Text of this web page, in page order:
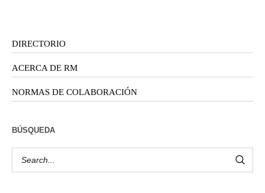
DIRECTORIO
ACERCA DE RM
NORMAS DE COLABORACIÓN
BÚSQUEDA